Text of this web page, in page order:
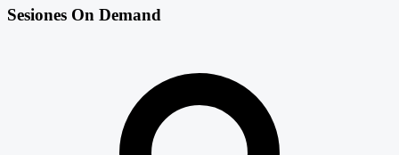
Sesiones On Demand